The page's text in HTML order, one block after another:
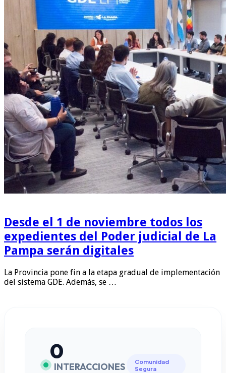
Desde el 1 de noviembre todos los
expedientes del Poder judicial de La
Pampa serán digitales
La Provincia pone fin a la etapa gradual de implementación
del sistema GDE. Además, se …
0
INTERACCIONES
Comunidad
Segura